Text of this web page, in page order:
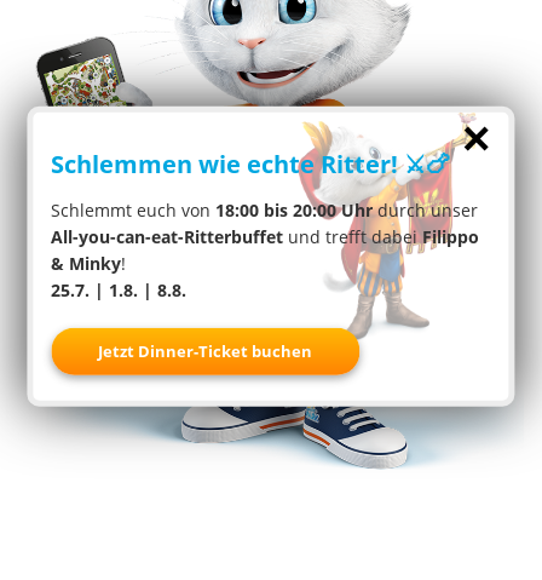
×
Schlemmen wie echte Ritter! ⚔️🍗
Schlemmt euch von 18:00 bis 20:00 Uhrdurch unser
All-you-can-eat-Ritterbuffet und trefft dabeiFilippo
& Minky!
25.7. | 1.8. | 8.8.
Jetzt Dinner-Ticket buchen